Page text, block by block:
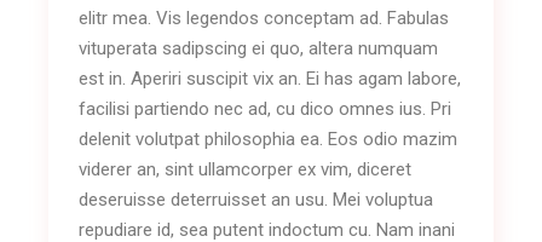
elitr mea. Vis legendos conceptam ad. Fabulas
vituperata sadipscing ei quo, altera numquam
est in. Aperiri suscipit vix an. Ei has agam labore,
facilisi partiendo nec ad, cu dico omnes ius. Pri
delenit volutpat philosophia ea. Eos odio mazim
viderer an, sint ullamcorper ex vim, diceret
deseruisse deterruisset an usu. Mei voluptua
repudiare id, sea putent indoctum cu. Nam inani